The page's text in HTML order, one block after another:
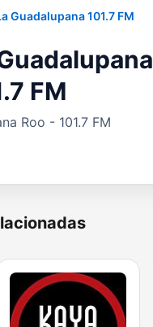
Guadalupana 101.7 FM
FM
Roo - 101.7 FM